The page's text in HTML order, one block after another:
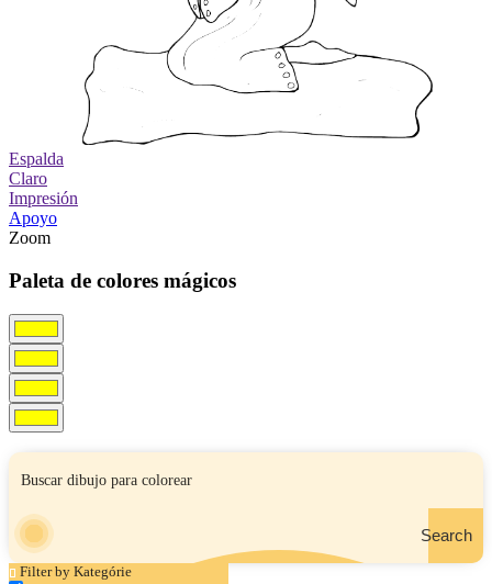
Espalda
Claro
Impresión
Apoyo
Zoom
Paleta de colores mágicos
Search
Filter by Kategórie